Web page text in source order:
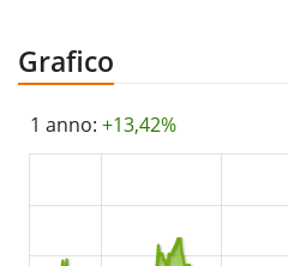
Manufacturing e Service and
GEICO si occupa della
auto private per
metodi di risposta diretta. Il
sottoscrizione di
Grafico
1 anno: +13,42%